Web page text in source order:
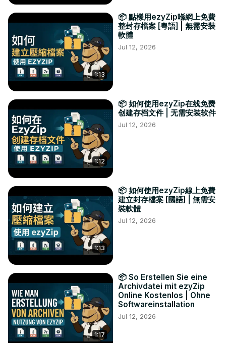
1:13
📦 點樣用ezyZip喺網上免費
整封存檔案 [粵語] | 無需安裝
軟體
Jul 12, 2026
1:12
📦 如何使用ezyZip在线免费
创建存档文件 | 无需安装软件
Jul 12, 2026
1:13
📦 如何使用ezyZip線上免費
建立封存檔案 [國語] | 無需安
裝軟體
Jul 12, 2026
1:17
📦 So Erstellen Sie eine
Archivdatei mit ezyZip
Online Kostenlos | Ohne
Softwareinstallation
Jul 12, 2026